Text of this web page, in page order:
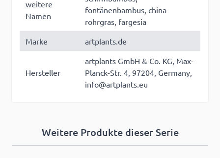
weitere
Namen
fontänenbambus, china
rohrgras, fargesia
Marke
artplants.de
Hersteller
artplants GmbH & Co. KG, Max-
Planck-Str. 4, 97204, Germany,
info@artplants.eu
Weitere Produkte dieser Serie